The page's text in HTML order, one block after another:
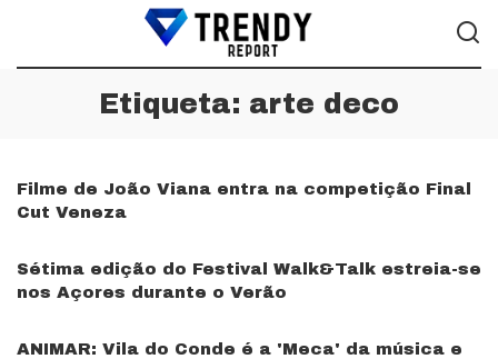
Etiqueta: arte deco
Filme de João Viana entra na competição Final
Cut Veneza
Sétima edição do Festival Walk&Talk estreia-se
nos Açores durante o Verão
ANIMAR: Vila do Conde é a 'Meca' da música e